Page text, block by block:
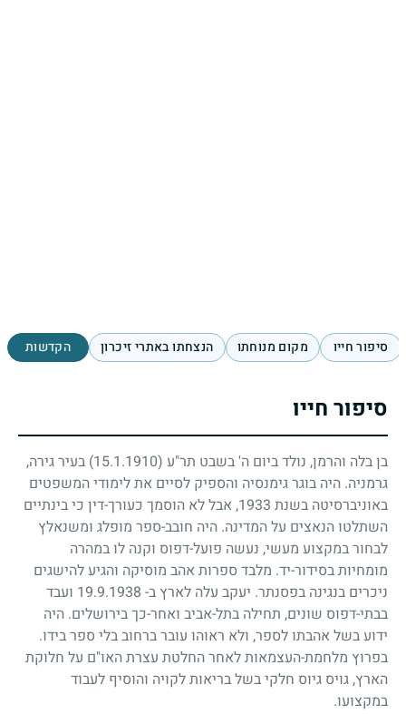
סיפור חייו מקום מנוחתו הנצחתו באתרי זיכרון הקדשות
סיפור חייו
בן בלה והרמן, נולד ביום ה' בשבט תר"ע (15.1.1910)
בעיר גירה,
גרמניה. היה בוגר גימנסיה והספיק לסיים את לימודי המשפטים
באוניברסיטה בשנת 1933, אבל לא הוסמך כעורך-דין כי בינתיים
השתלטו הנאצים על המדינה. היה חובב-ספר מופלג ומשנאלץ
לבחור במקצוע מעשי, נעשה פועל-דפוס וקנה לו במהרה
מומחיות בסידור-יד. מלבד ספרות אהב מוסיקה והגיע להישגים
ניכרים בנגינה בפסנתר. יעקב עלה לארץ ב- 19.9.1938 ועבד
בבתי-דפוס שונים, תחילה בתל-אביב ואחר-כך בירושלים. היה
ידוע בשל אהבתו לספר, ולא ראוהו עובר ברחוב בלי ספר בידו.
בפרוץ מלחמת-העצמאות לאחר החלטת עצרת האו"ם על חלוקת
הארץ, גויס גיוס חלקי בשל בריאות לקויה והוסיף לעבוד
במקצועו.